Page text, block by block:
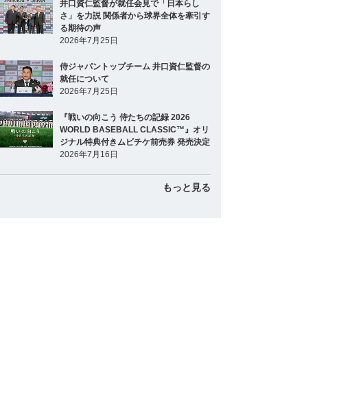
井口資仁監督が就任会見で「日本らし
さ」を力説 関係者から球界全体を牽引す
る期待の声
2026年7月25日
侍ジャパントップチーム 井口資仁監督の
就任について
2026年7月25日
『戦いの向こう 侍たちの記録 2026
WORLD BASEBALL CLASSIC™』オリ
ジナル特典付きムビチケ前売券 発売決定
2026年7月16日
もっと見る